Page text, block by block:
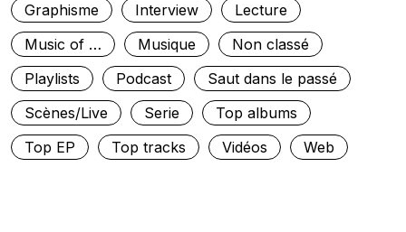
Graphisme
Interview
Lecture
Music of …
Musique
Non classé
Playlists
Podcast
Saut dans le passé
Scènes/Live
Serie
Top albums
Top EP
Top tracks Vidéos Web